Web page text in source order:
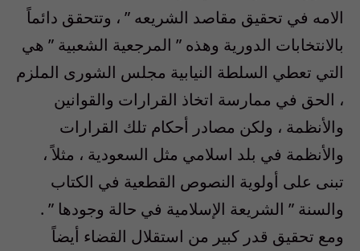
الامه في تحقيق مقاصد الشريعه ” ، وتتحقق دائماً
بالانتخابات الدورية وهذه ” المرجعية الشعبية ” هي
التي تعطي السلطة النيابية مجلس الشورى الملزم
، الحق في ممارسة اتخاذ القرارات والقوانين
والأنظمة ، ولكن مصادر أحكام تلك القرارات
والأنظمة في بلد اسلامي مثل السعودية ، مثلاً ،
تبنى على أولوية النصوص القطعية في الكتاب
والسنة ” الشريعة الإسلامية في حالة وجودها ” .
ومع تحقيق قدر كبير من استقلال القضاء أيضاً